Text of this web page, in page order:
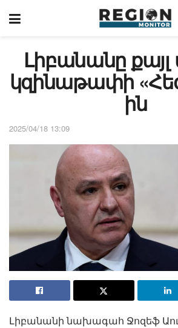
Լիբանանը քայլ
կզինաթափի
ին
2025/04/18 13:09
Լիբանանի նախագահ Ջոզեֆ